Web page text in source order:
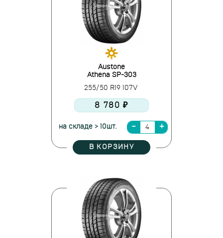
Austone
Athena SP-303
255/50 R19 107V
8 780 ₽
на складе > 10шт.
В КОРЗИНУ